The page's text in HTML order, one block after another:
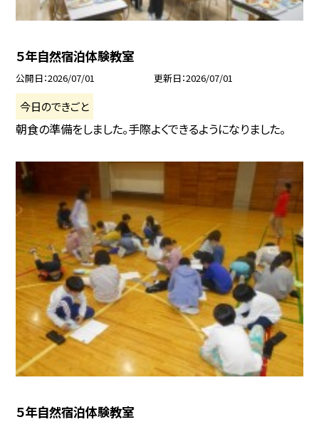
５年自然宿泊体験教室
公開日 2026/07/01 更新日 2026/07/01
今日のできごと
朝食の準備をしました。手際よくできるようになりました。
５年自然宿泊体験教室